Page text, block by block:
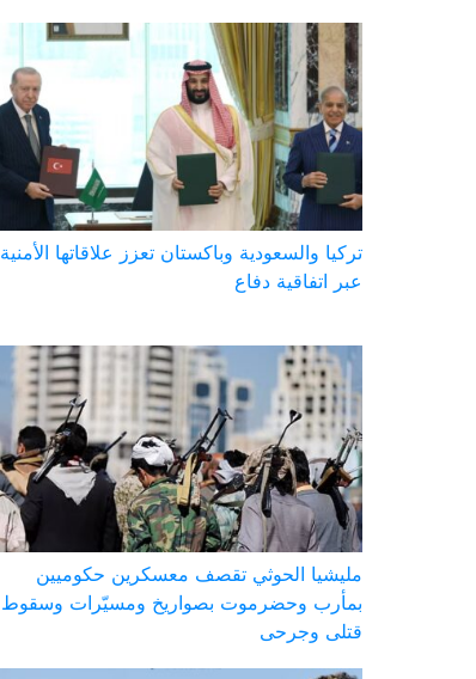
تركيا والسعودية وباكستان تعزز علاقاتها الأمنية
عبر اتفاقية دفاع
مليشيا الحوثي تقصف معسكرين حكوميين
بمأرب وحضرموت بصواريخ ومسيّرات وسقوط
قتلى وجرحى